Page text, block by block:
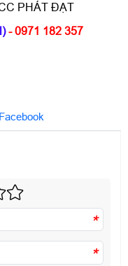
PHÁT ĐẠT
- 0971 182 357
*
*